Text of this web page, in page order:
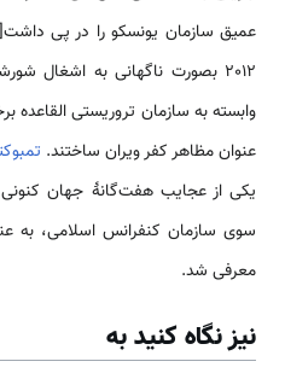
2012 بصورت ناگهانی به اشغال
وابسته به سازمان تروریستی القاعده
عنوان مظاهر کفر ویران ساختند.
یکی از عجایب هفت‌گانۀ جهان
سوی سازمان کنفرانس اسلامی‌، به
معرفی شد.
نیز نگاه کنید به